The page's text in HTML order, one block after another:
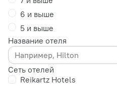
6 и выше
5 и выше
Название отеля
Сеть отелей
Reikartz Hotels